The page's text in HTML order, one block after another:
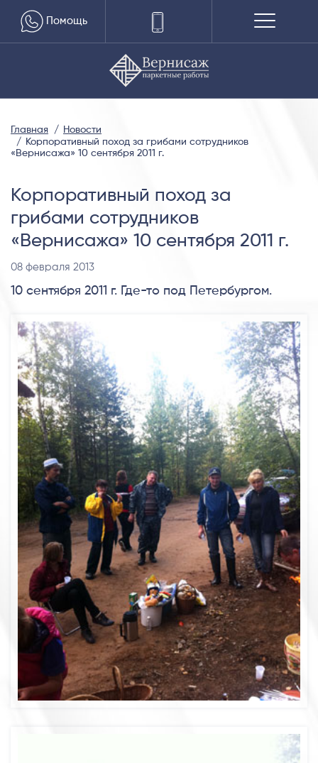
Помощь
Главная
Новости
Корпоративный поход за грибами сотрудников
«Вернисажа» 10 сентября 2011 г.
Корпоративный поход за
грибами сотрудников
«Вернисажа» 10 сентября 2011 г.
08 февраля 2013
10 сентября 2011 г. Где-то под Петербургом.